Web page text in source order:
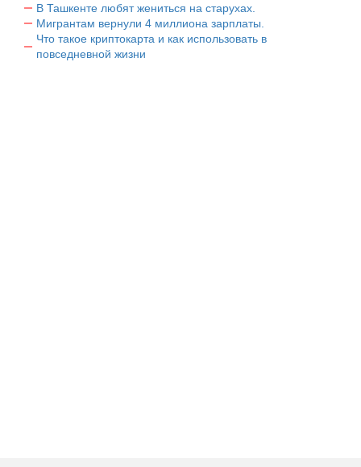
В Ташкенте любят жениться на старухах.
Мигрантам вернули 4 миллиона зарплаты.
Что такое криптокарта и как использовать в
повседневной жизни